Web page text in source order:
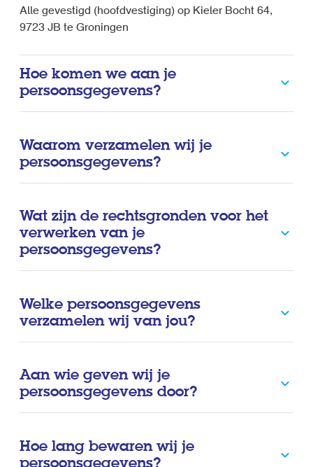
Alle gevestigd (hoofdvestiging) op Kieler Bocht 64,
9723 JB te Groningen
Hoe komen we aan je
persoonsgegevens?
Waarom verzamelen wij je
persoonsgegevens?
Wat zijn de rechtsgronden voor het
verwerken van je
persoonsgegevens?
Welke persoonsgegevens
verzamelen wij van jou?
Aan wie geven wij je
persoonsgegevens door?
Hoe lang bewaren wij je
persoonsgegevens?